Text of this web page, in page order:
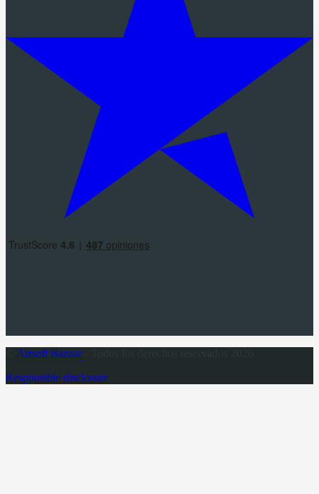
Airsoft Bazaar- Todos los derechos reservados 2026
Responsible disclosure